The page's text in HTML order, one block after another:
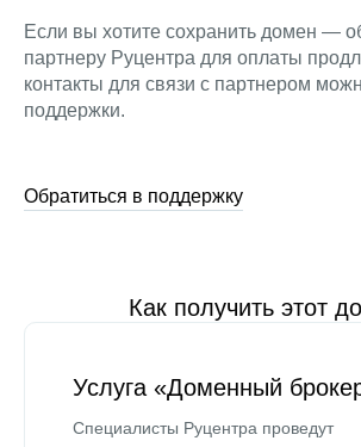
Если вы хотите сохранить домен —
партнеру Руцентра для оплаты
контакты для связи с партнером
поддержки.
Обратиться в поддержку
Как получить этот
Услуга «Доменный
Специалисты Руцентра проведут